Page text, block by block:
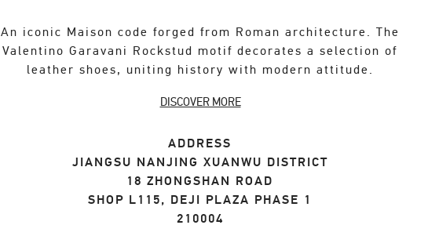
An iconic Maison code forged from Roman architecture. The
Valentino Garavani Rockstud motif decorates a selection of
leather shoes, uniting history with modern attitude.
DISCOVER MORE
ADDRESS
JIANGSU NANJING XUANWU DISTRICT
18 ZHONGSHAN ROAD
SHOP L115, DEJI PLAZA PHASE 1
210004